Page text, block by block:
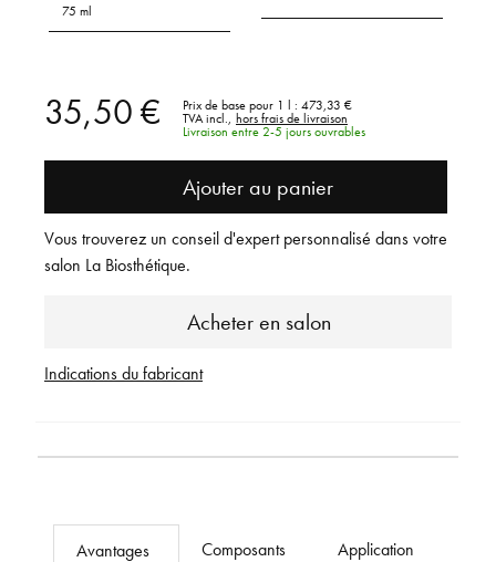
75 ml
35,50 € Prix de base pour 1 l : 473,33 €
TVA incl.,
hors frais de livraison
Livraison entre 2-5 jours ouvrables
Ajouter au panier
Acheter en salon
Vous trouverez un conseil d'expert personnalisé dans votre
salon La Biosthétique.
Indications du fabricant
Avantages Composants Application